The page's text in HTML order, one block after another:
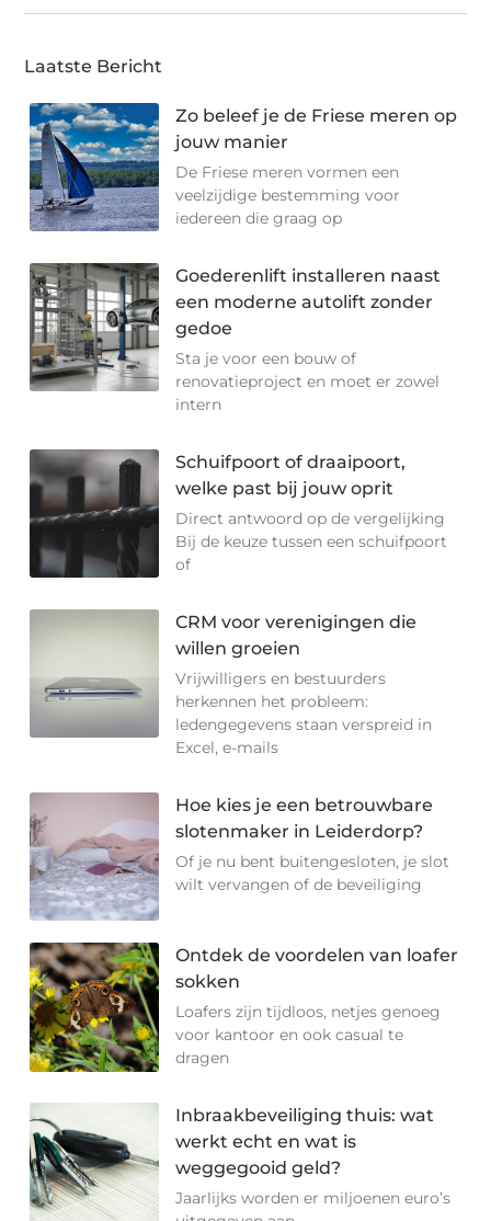
Laatste Bericht
Zo beleef je de Friese meren op
jouw manier
De Friese meren vormen een
veelzijdige bestemming voor
iedereen die graag op
Goederenlift installeren naast
een moderne autolift zonder
gedoe
Sta je voor een bouw of
renovatieproject en moet er zowel
intern
Schuifpoort of draaipoort,
welke past bij jouw oprit
Direct antwoord op de vergelijking
Bij de keuze tussen een schuifpoort
of
CRM voor verenigingen die
willen groeien
Vrijwilligers en bestuurders
herkennen het probleem:
ledengegevens staan verspreid in
Excel, e-mails
Hoe kies je een betrouwbare
slotenmaker in Leiderdorp?
Of je nu bent buitengesloten, je slot
wilt vervangen of de beveiliging
Ontdek de voordelen van loafer
sokken
Loafers zijn tijdloos, netjes genoeg
voor kantoor en ook casual te
dragen
Inbraakbeveiliging thuis: wat
werkt echt en wat is
weggegooid geld?
Jaarlijks worden er miljoenen euro’s